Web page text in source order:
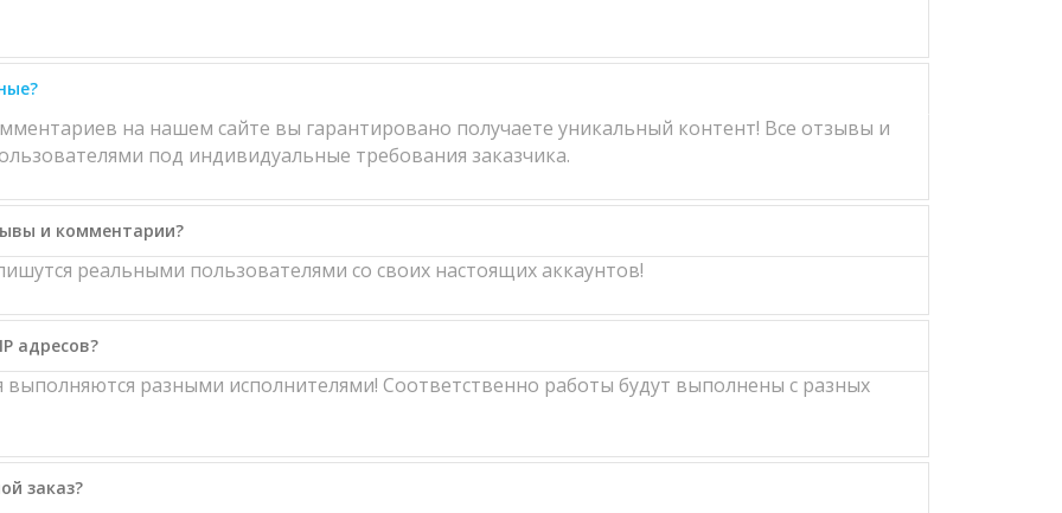
на нашем сайте вы гарантировано получаете уникальный контент! Все отзывы и
под индивидуальные требования заказчика.
и комментарии?
реальными пользователями со своих настоящих аккаунтов!
адресов?
выполняются разными исполнителями! Соответственно работы будут выполнены с разных
заказ?